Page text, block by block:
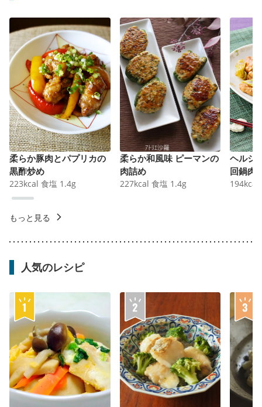
柔らか豚肉とパプリカの
黒酢炒め
223kcal 食塩 1.4g
柔らか和風味 ピーマンの
肉詰め
227kcal 食塩 1.4g
ヘルシ
回鍋肉
194kcal
もっと見る
人気のレシピ